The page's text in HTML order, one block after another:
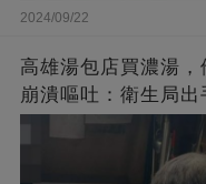
2024/09/22
高雄湯包店買濃湯，
崩潰嘔吐：衛生局出